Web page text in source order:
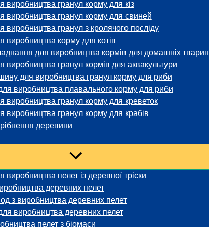
гранул корму для кіз
виробництва гранул корму для свиней
гранул з кролячого посліду
корму для котів
для виробництва кормів для домашніх тварин
гранул кормів для аквакультури
для виробництва гранул корму для риби
виробництва плавального корму для риби
гранул корму для креветок
гранул корму для крабів
деревини
пелет із деревної тріски
деревних пелет
з виробництва деревних пелет
виробництва деревних пелет
пелет з біомаси